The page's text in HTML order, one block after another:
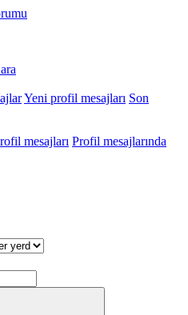
Yeni profil mesajları Son
mesajları Profil mesajlarında